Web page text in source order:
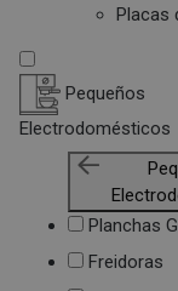
Placas
Pequeños
Electrodomésticos
Planchas
Freidoras